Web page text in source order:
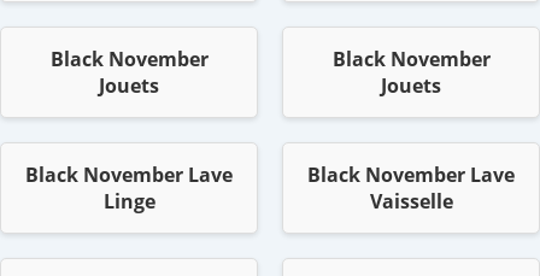
Black November
Jouets
Black November
Jouets
Black November Lave
Linge
Black November Lave
Vaisselle